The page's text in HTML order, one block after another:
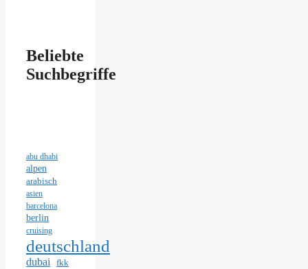
Beliebte
Suchbegriffe
abu dhabi
alpen
arabisch
asien
barcelona
berlin
cruising
deutschland
dubai
fkk